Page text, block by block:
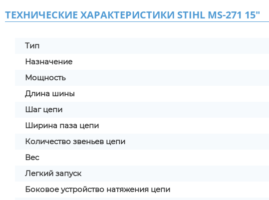
ТЕХНИЧЕСКИЕ ХАРАКТЕРИСТИКИ STIHL MS-271 15"
Тип
Назначение
Мощность
Длина шины
Шаг цепи
Ширина паза цепи
Количество звеньев цепи
Вес
Легкий запуск
Боковое устройство натяжения цепи